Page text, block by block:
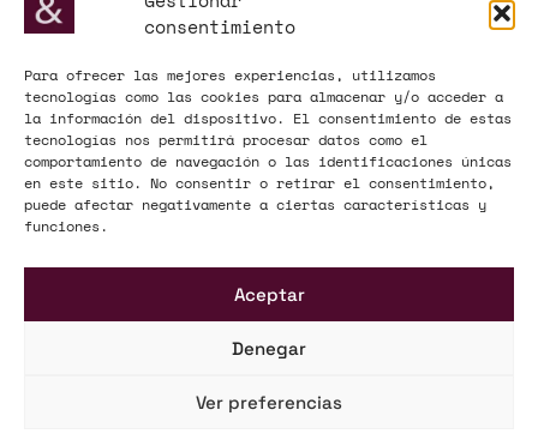
consentimiento
Para ofrecer las mejores experiencias, utilizamos
tecnologías como las cookies para almacenar y/o acceder a
la información del dispositivo. El consentimiento de estas
tecnologías nos permitirá procesar datos como el
comportamiento de navegación o las identificaciones únicas
en este sitio. No consentir o retirar el consentimiento,
puede afectar negativamente a ciertas características y
funciones.
Aceptar
Denegar
Ver preferencias
ADECOSE, fundada el 1977, defensa els interessos de les
corredories d’assegurances i reassegurances, actuant com a
interlocutor influent davant de l’Administració i el mercat
assegurador a nivell nacional i europeu.
INFORMACIÓ LEGAL
Política de privadesa